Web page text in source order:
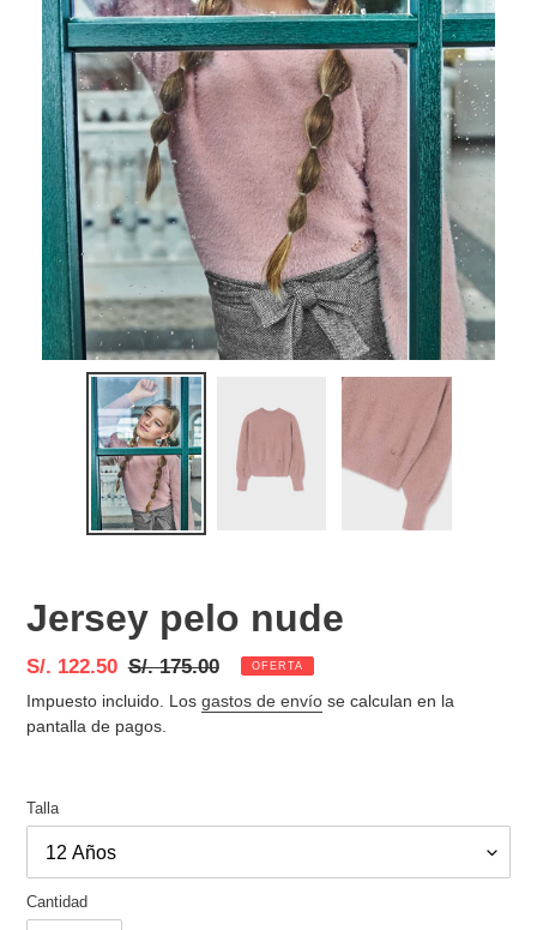
Jersey pelo nude
Precio
de
venta
S/. 122.50 Precio
habitual
S/. 175.00 OFERTA
Impuesto incluido. Los gastos de envío se calculan en la
pantalla de pagos.
Talla
Cantidad